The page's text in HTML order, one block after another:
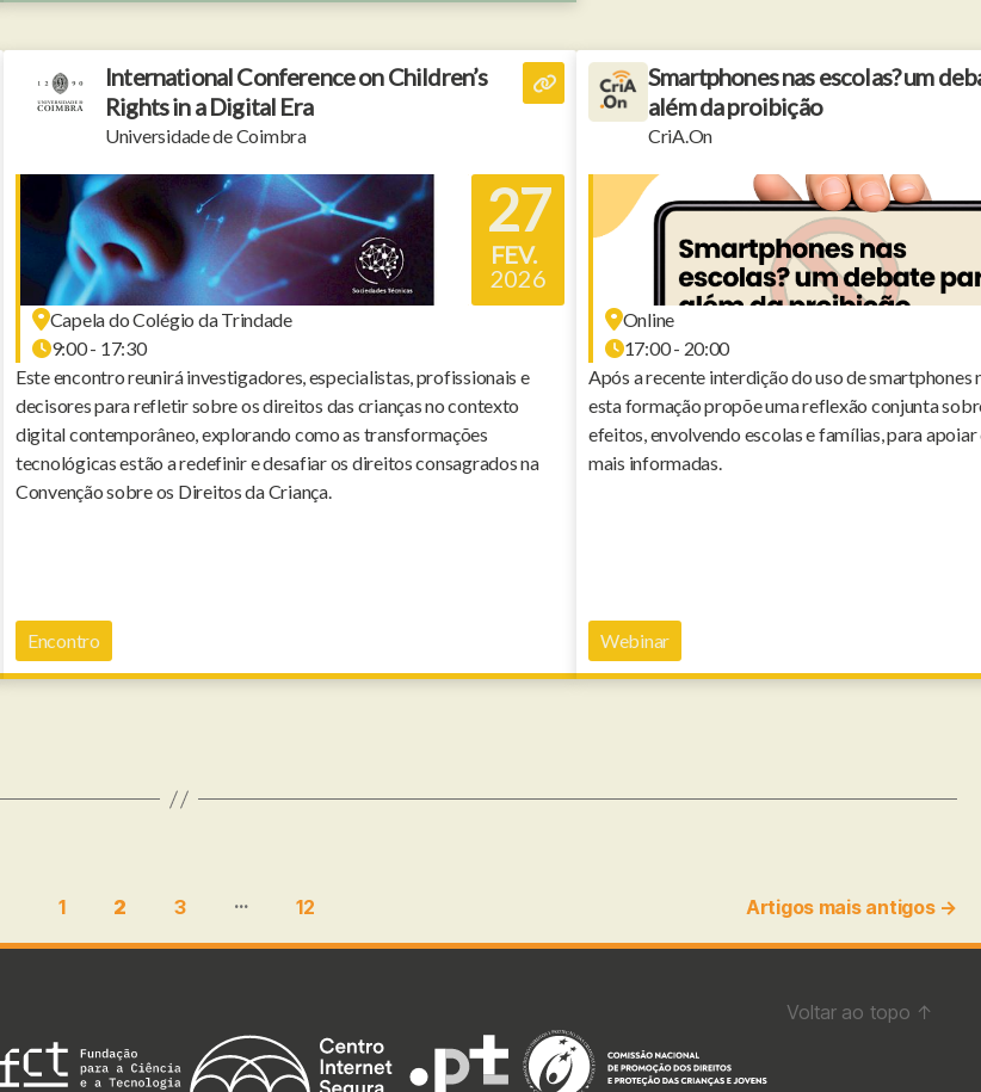
International Conference on Children’s
Rights in a Digital Era
Universidade de Coimbra
27
FEV.
2026
Capela do Colégio da Trindade
9:00 - 17:30
Este encontro reunirá investigadores, especialistas, profissionais e
decisores para refletir sobre os direitos das crianças no contexto
digital contemporâneo, explorando como as transformações
tecnológicas estão a redefinir e desafiar os direitos consagrados na
Convenção sobre os Direitos da Criança.
Encontro
Smartphones nas escolas? um
além da proibição
CriA.On
Online
17:00 - 20:00
Após a recente interdição do uso de smartphones
esta formação propõe uma reflexão conjunta
efeitos, envolvendo escolas e famílias, para
mais informadas.
Webinar
1 2 3 … 12 Artigos mais antigos →
Voltar ao topo ↑